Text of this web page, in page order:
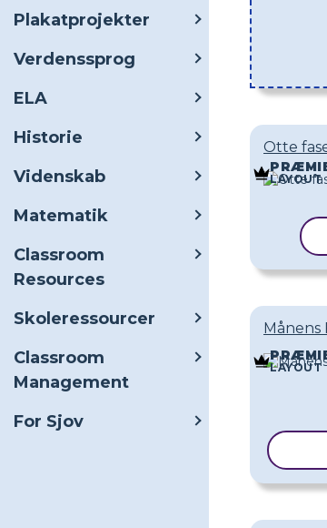
Plakatprojekter
Verdenssprog
ELA
Historie
Videnskab
Matematik
Classroom
Resources
Skoleressourcer
Classroom
Management
For Sjov
Otte
LAYOUT
Månens
LAYOUT